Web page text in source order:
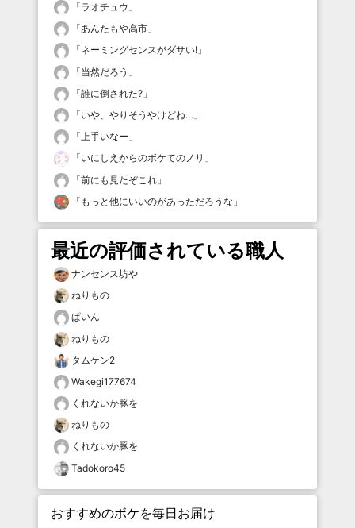
「ラオチュウ 」
「あんたもや高市 」
「ネーミングセンスがダサい! 」
「当然だろう 」
「誰に倒された? 」
「いや、やりそうやけどね… 」
「上手いなー 」
「いにしえからのボケてのノリ 」
「前にも見たぞこれ 」
「 もっと他にいいのがあっただろうな 」
最近の評価されている職人
ナンセンス坊や
ねりもの
ぱいん
ねりもの
タムケン2
Wakegi177674
くれないか豚を
ねりもの
くれないか豚を
Tadokoro45
おすすめのボケを毎日お届け